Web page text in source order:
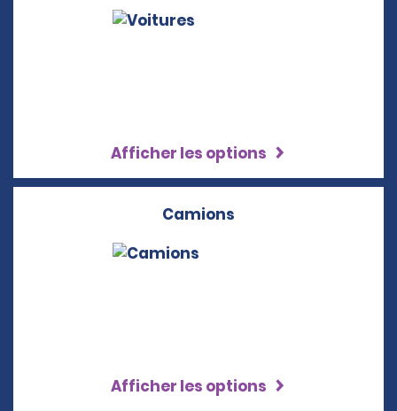
Afficher les options
Camions
Afficher les options